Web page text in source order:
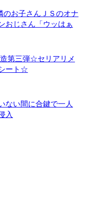
のお子さんＪＳのオナ
おじさん「ウッはぁ
第三弾☆セリアリメ
ート☆
ない間に合鍵で一人
入